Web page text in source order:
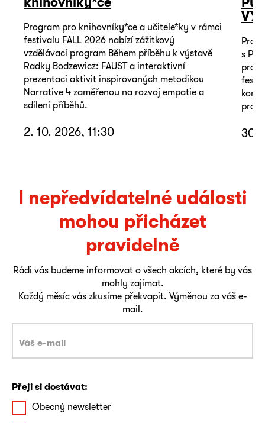
Program pro knihovníky*ce a učitele*ky v rámci
festivalu FALL 2026 nabízí zážitkový
vzdělávací program Během příběhu k výstavě
Radky Bodzewicz: FAUST a interaktivní
prezentaci aktivit inspirovaných metodikou
Narrative 4 zaměřenou na rozvoj empatie a
sdílení příběhů.
2. 10. 2026, 11:30
s
30.
I nepředvídatelné události
mohou přicházet
pravidelně
Rádi vás budeme informovat o všech akcích, které by vás
mohly zajímat.
Každý měsíc vás zkusíme překvapit. Výměnou za váš e-
mail.
Přeji si dostávat:
Obecný newsletter